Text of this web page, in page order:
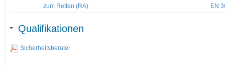
zum Retten (RA)
EN
Qualifikationen
Sicherheitsberater